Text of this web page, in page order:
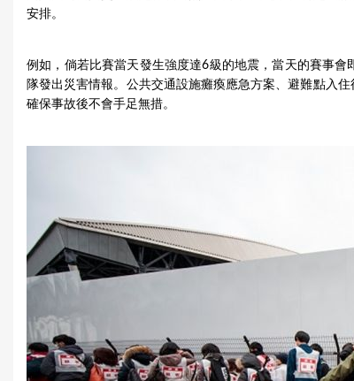
安排。
例如，倘若比賽當天發生強度達6級的地震，當天的賽事
隊發出災害情報。公共交通設施癱瘓應急方案、避難點入
確保事故後不會手足無措。